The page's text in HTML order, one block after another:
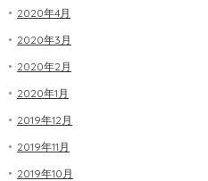
2020年4月
2020年3月
2020年2月
2020年1月
2019年12月
2019年11月
2019年10月